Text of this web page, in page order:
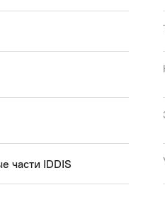
части IDDIS